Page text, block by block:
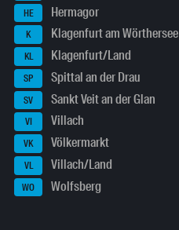
HE Hermagor
K Klagenfurt am Wörthersee
KL Klagenfurt/Land
SP Spittal an der Drau
SV Sankt Veit an der Glan
VI Villach
VK Völkermarkt
VL Villach/Land
WO Wolfsberg